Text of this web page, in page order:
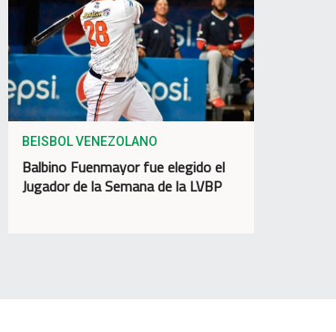
BEISBOL VENEZOLANO
Balbino Fuenmayor fue elegido el
Jugador de la Semana de la LVBP